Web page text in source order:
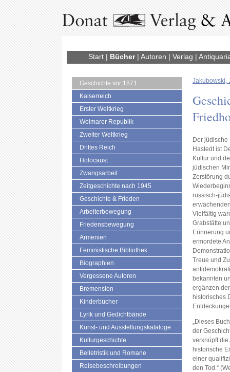
Start| Bücher| Autoren | Verlag |
Geschichte vor 1871
Kaiserreich
Erster Weltkrieg
Weimarer Republik
Zweiter Weltkrieg
Drittes Reich
Holocaust
Zwangsarbeit
Zeitgeschichte nach 1945
Geschichte & Frieden
Arbeiterbewegung
Friedensbewegung
Armenien
Feministische Bibliothek
Biographien
Vergessene Autoren
Bremensien
Kinderbücher
Lyrik und Gedichtbände
Kunst- und Ausstellungskataloge
Kulturgeschichte
Belletristik und Romane
Reisebeschreibungen
Jakubowski,
Der jüdische
Hastedt ist
Kultur und
jüdischen
Zerstörung
russisch-
Vielfältig
Grabstätte
Erinnerung
ermordete
Treue und
bekannten
ergänzen
historisches
„Dieses
der
verknüpft
historische
einer
den Tod.“